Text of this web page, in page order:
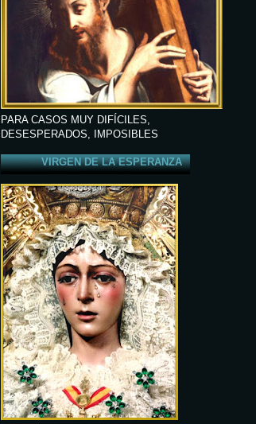
PARA CASOS MUY DIFÍCILES,
DESESPERADOS, IMPOSIBLES
VIRGEN DE LA ESPERANZA